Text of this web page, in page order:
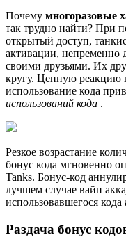
Почему многоразовые
так трудно найти? При
открытый доступ,
активации, непременно
своими друзьями. Их
кругу. Цепную реакцию
использование кода
использований кода .
Резкое возрастание
бонус кода мгновенно
Tanks. Бонус-код
лучшем случае вайп
использовавшегося кода
Раздача бонус